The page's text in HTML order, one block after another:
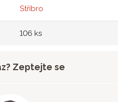
Stříbro
106 ks
Zeptejte se